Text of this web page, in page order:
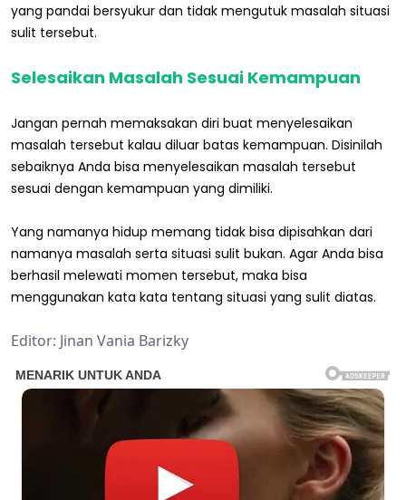
yang pandai bersyukur dan tidak mengutuk masalah situasi
sulit tersebut.
Selesaikan Masalah Sesuai Kemampuan
Jangan pernah memaksakan diri buat menyelesaikan
masalah tersebut kalau diluar batas kemampuan. Disinilah
sebaiknya Anda bisa menyelesaikan masalah tersebut
sesuai dengan kemampuan yang dimiliki.
Yang namanya hidup memang tidak bisa dipisahkan dari
namanya masalah serta situasi sulit bukan. Agar Anda bisa
berhasil melewati momen tersebut, maka bisa
menggunakan kata kata tentang situasi yang sulit diatas.
Editor: Jinan Vania Barizky